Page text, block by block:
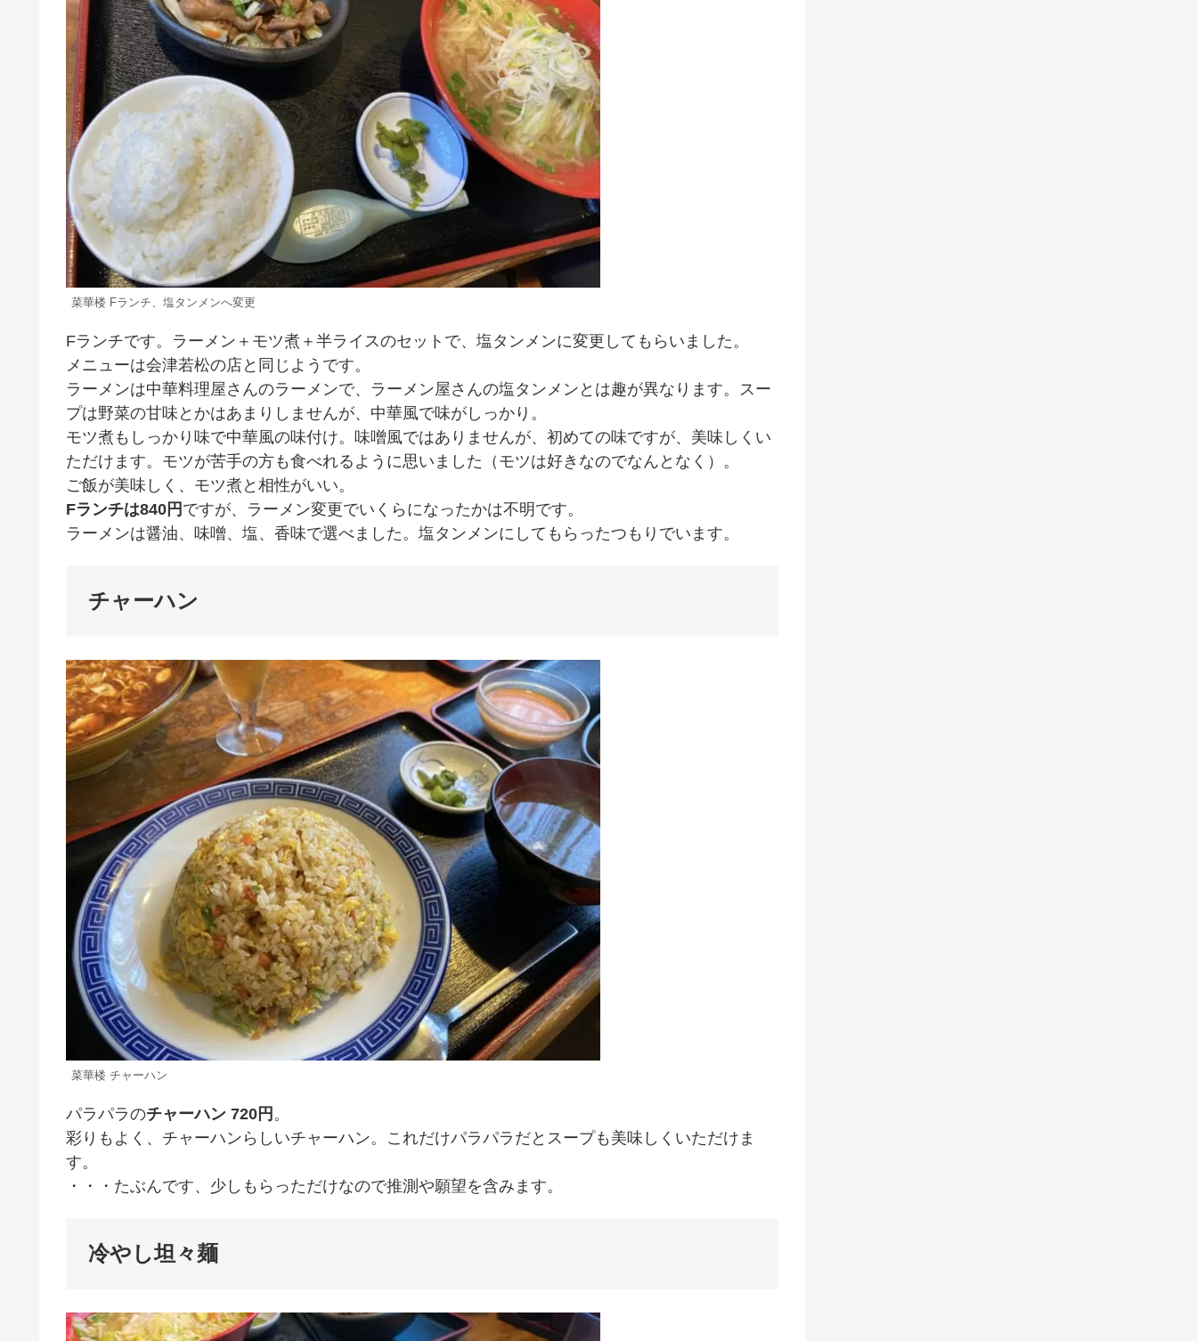
菜華楼 Fランチ、塩タンメンへ変更
Fランチです。ラーメン＋モツ煮＋半ライスのセットで、塩タンメンに変更してもらいました。
メニューは会津若松の店と同じようです。
ラーメンは中華料理屋さんのラーメンで、ラーメン屋さんの塩タンメンとは趣が異なります。スー
プは野菜の甘味とかはあまりしませんが、中華風で味がしっかり。
モツ煮もしっかり味で中華風の味付け。味噌風ではありませんが、初めての味ですが、美味しくい
ただけます。モツが苦手の方も食べれるように思いました（モツは好きなのでなんとなく）。
ご飯が美味しく、モツ煮と相性がいい。
Fランチは840円 ですが、ラーメン変更でいくらになったかは不明です。
ラーメンは醤油、味噌、塩、香味で選べました。塩タンメンにしてもらったつもりでいます。
チャーハン
菜華楼 チャーハン
パラパラのチャーハン 720円 。
彩りもよく、チャーハンらしいチャーハン。これだけパラパラだとスープも美味しくいただけま
す。
・・・たぶんです、少しもらっただけなので推測や願望を含みます。
冷やし坦々麺